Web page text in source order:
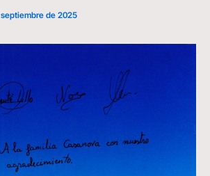
septiembre de 2025